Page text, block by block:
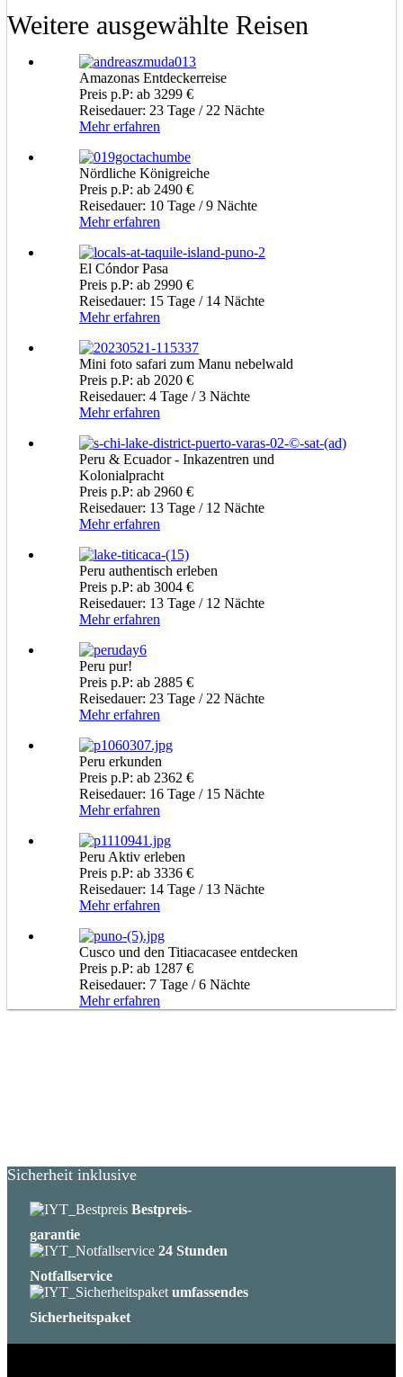
Weitere ausgewählte Reisen
Amazonas Entdeckerreise
Preis p.P: ab 3299 €
Reisedauer: 23 Tage / 22 Nächte
Mehr erfahren
Nördliche Königreiche
Preis p.P: ab 2490 €
Reisedauer: 10 Tage / 9 Nächte
Mehr erfahren
El Cóndor Pasa
Preis p.P: ab 2990 €
Reisedauer: 15 Tage / 14 Nächte
Mehr erfahren
Mini foto safari zum Manu nebelwald
Preis p.P: ab 2020 €
Reisedauer: 4 Tage / 3 Nächte
Mehr erfahren
Peru & Ecuador - Inkazentren und
Kolonialpracht
Preis p.P: ab 2960 €
Reisedauer: 13 Tage / 12 Nächte
Mehr erfahren
Peru authentisch erleben
Preis p.P: ab 3004 €
Reisedauer: 13 Tage / 12 Nächte
Mehr erfahren
Peru pur!
Preis p.P: ab 2885 €
Reisedauer: 23 Tage / 22 Nächte
Mehr erfahren
Peru erkunden
Preis p.P: ab 2362 €
Reisedauer: 16 Tage / 15 Nächte
Mehr erfahren
Peru Aktiv erleben
Preis p.P: ab 3336 €
Reisedauer: 14 Tage / 13 Nächte
Mehr erfahren
Cusco und den Titiacacasee entdecken
Preis p.P: ab 1287 €
Reisedauer: 7 Tage / 6 Nächte
Mehr erfahren
Sicherheit inklusive
Bestpreis-
garantie
24 Stunden
Notfallservice
umfassendes
Sicherheitspaket